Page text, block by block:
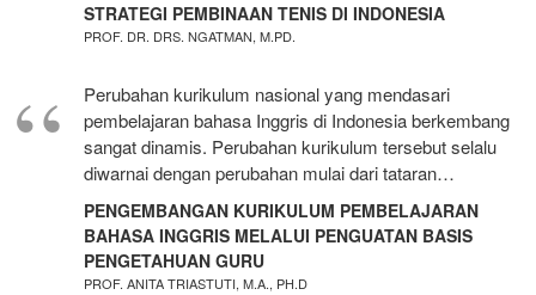
STRATEGI PEMBINAAN TENIS DI INDONESIA
PROF. DR. DRS. NGATMAN, M.PD.
Perubahan kurikulum nasional yang mendasari
pembelajaran bahasa Inggris di Indonesia berkembang
sangat dinamis. Perubahan kurikulum tersebut selalu
diwarnai dengan perubahan mulai dari tataran…
PENGEMBANGAN KURIKULUM PEMBELAJARAN
BAHASA INGGRIS MELALUI PENGUATAN BASIS
PENGETAHUAN GURU
PROF. ANITA TRIASTUTI, M.A., PH.D